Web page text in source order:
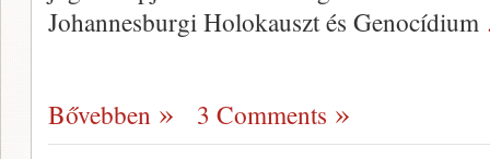
Johannesburgi Holokauszt és Genocídium
Bővebben 3 Comments